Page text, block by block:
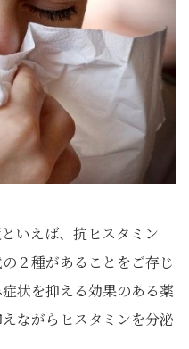
いえば、抗ヒスタミン
２種があることをご存じ
状を抑える効果のある薬
ながらヒスタミンを分泌